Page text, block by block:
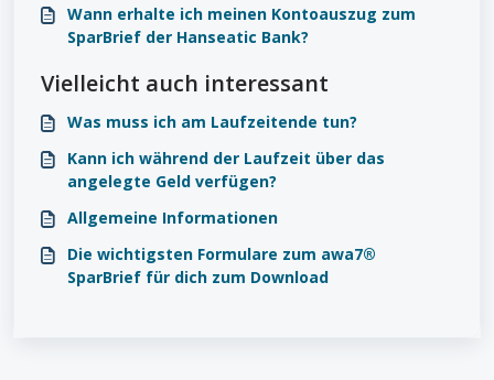
Wann erhalte ich meinen Kontoauszug zum
SparBrief der Hanseatic Bank?
Vielleicht auch interessant
Was muss ich am Laufzeitende tun?
Kann ich während der Laufzeit über das
angelegte Geld verfügen?
Allgemeine Informationen
Die wichtigsten Formulare zum awa7®
SparBrief für dich zum Download